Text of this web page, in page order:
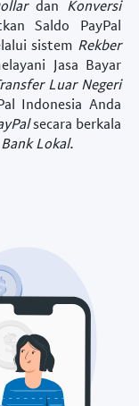
dan Konversi
Saldo PayPal
sistem Rekber
Jasa Bayar
Luar Negeri
Indonesia Anda
secara berkala
Bank Lokal.